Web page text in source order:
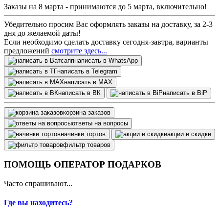
Заказы на 8 марта - принимаются до 5 марта, включительно!
Убедительно просим Вас оформлять заказы на доставку, за 2-3
дня до желаемой даты!
Если необходимо сделать доставку сегодня-завтра, варианты
предложений смотрите здесь...
написать в WhatsApp
написать в Telegram
написать в МАХ
написать в ВК
написать в BiP
корзина заказов
ответы на вопросы
начинки тортов
акции и скидки
фильтр товаров
ПОМОЩЬ ОПЕРАТОР ПОДАРКОВ
Часто спрашивают...
Где вы находитесь?